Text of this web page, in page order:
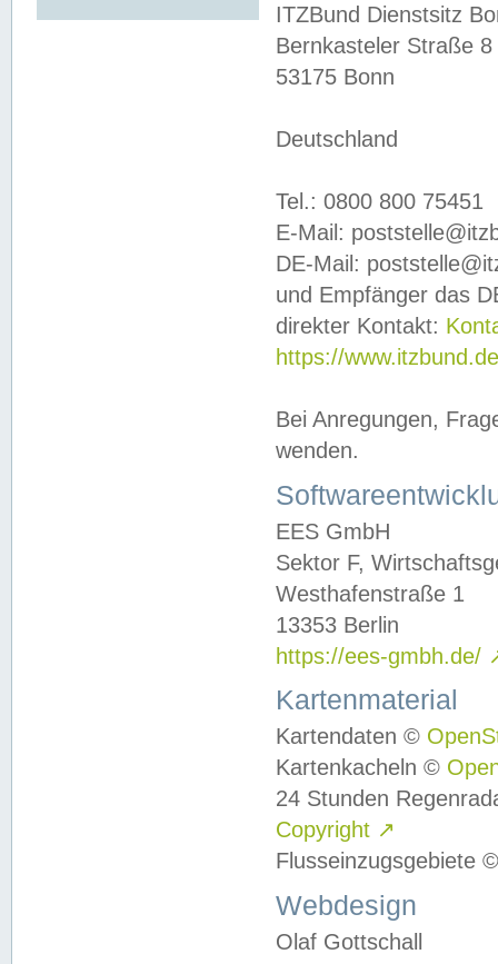
ITZBund Dienstsitz
Bernkasteler Straße 8
53175 Bonn
Deutschland
Tel.: 0800 800 75451
E-Mail:
DE-Mail:
und Empfänger das
direkter Kontakt:
https://
Bei Anregungen,
wenden.
EES GmbH
Sektor F,
Westhafenstraße 1
13353 Berlin
https://ees-gmbh.de/
Kartenmaterial
Kartendaten ©
Kartenkacheln ©
24 Stunden
Copyright ↗
Flusseinzugsgebiete
Webdesign
Olaf Gottschall